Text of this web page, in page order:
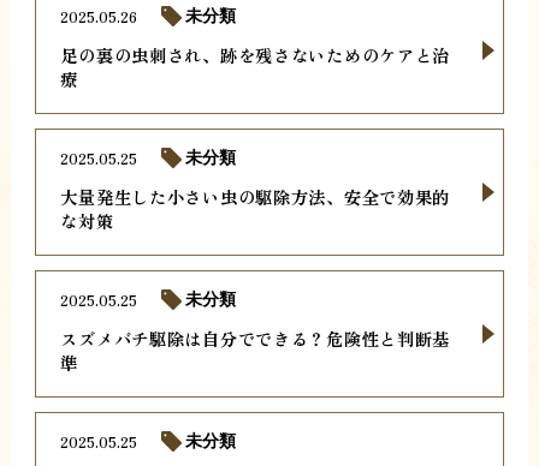
足の裏の虫刺され、跡を残さないためのケアと治
療
2025.05.26 未分類
大量発生した小さい虫の駆除方法、安全で効果的
な対策
2025.05.25 未分類
スズメバチ駆除は自分でできる？危険性と判断基
準
2025.05.25 未分類
2025.05.25 未分類